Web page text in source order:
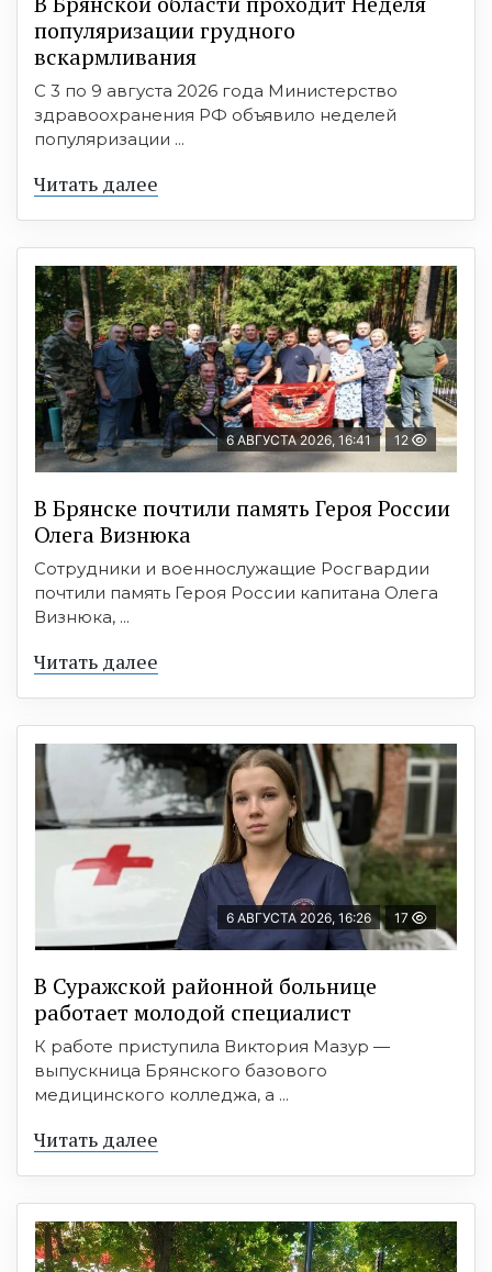
популяризации грудного
вскармливания
С 3 по 9 августа 2026 года Министерство
здравоохранения РФ объявило неделей
популяризации ...
Читать далее
6 АВГУСТА 2026, 16:41 12
В Брянске почтили память Героя России
Олега Визнюка
Сотрудники и военнослужащие Росгвардии
почтили память Героя России капитана Олега
Визнюка, ...
Читать далее
6 АВГУСТА 2026, 16:26 17
В Суражской районной больнице
работает молодой специалист
К работе приступила Виктория Мазур —
выпускница Брянского базового
медицинского колледжа, а ...
Читать далее